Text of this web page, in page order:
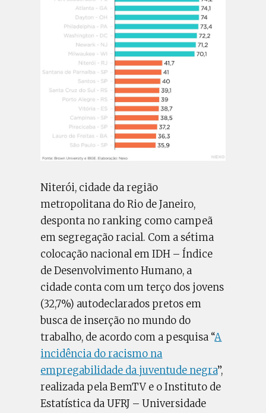
Niterói, cidade da região
metropolitana do Rio de Janeiro,
desponta no ranking como campeã
em segregação racial. Com a sétima
colocação nacional em IDH – Índice
de Desenvolvimento Humano, a
cidade conta com um terço dos jovens
(32,7%) autodeclarados pretos em
busca de inserção no mundo do
trabalho, de acordo com a pesquisa “A
incidência do racismo na
empregabilidade da juventude negra”,
realizada pela BemTV e o Instituto de
Estatística da UFRJ – Universidade